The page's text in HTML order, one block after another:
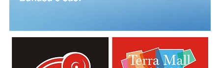
които свират на китара, да се включат – независимо
от професионалното им ниво. Събитието е различно
– то не е концерт, а споделено преживяване, в което